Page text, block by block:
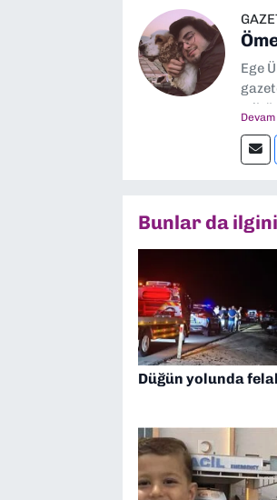
Ege
Devam
Bunlar da
Düğün yolunda